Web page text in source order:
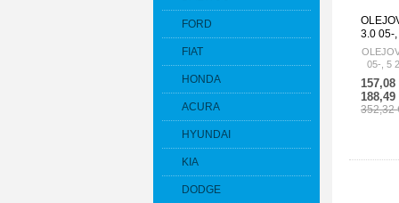
FORD
FIAT
HONDA
ACURA
HYUNDAI
KIA
DODGE
3.0 05-
04-, 7
X5 3.0
05-, 5
3.0 08-
06-, 1
157,08
188,49
352,32